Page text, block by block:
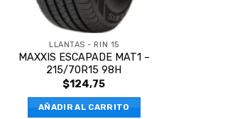
LLANTAS - RIN 15
MAXXIS ESCAPADE MAT1 –
215/70R15 98H
$124,75
AÑADIR AL CARRITO